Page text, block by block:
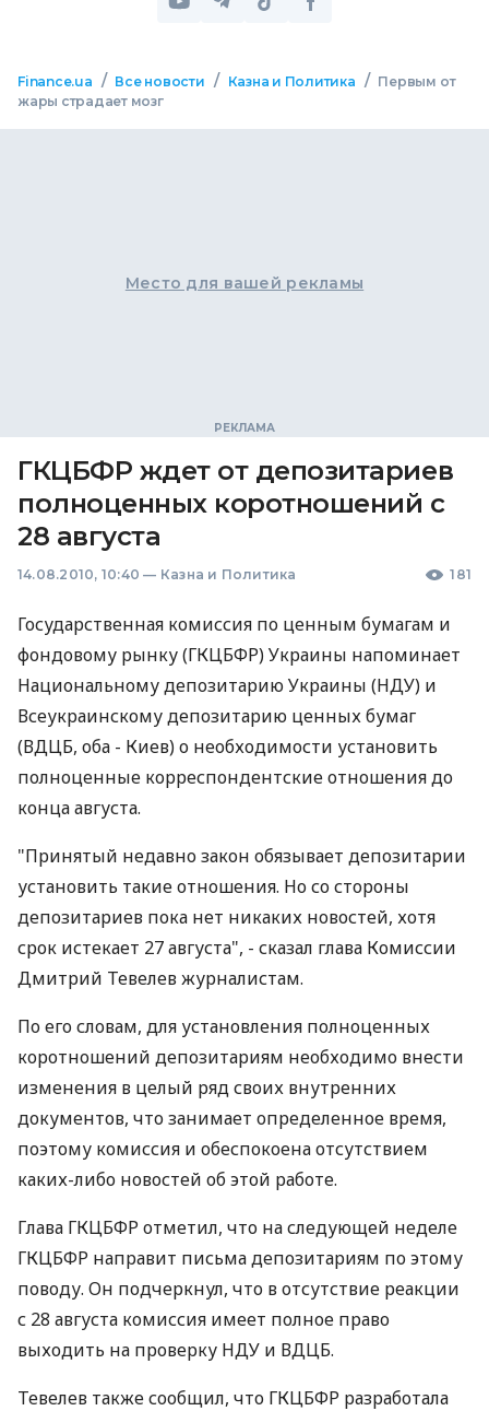
Finance.ua / Все новости / Казна и Политика / Первым от
жары страдает мозг
Место для вашей рекламы
ГКЦБФР ждет от депозитариев
полноценных коротношений с
28 августа
14.08.2010, 10:40 — Казна и Политика 181
Государственная комиссия по ценным бумагам и
фондовому рынку (ГКЦБФР) Украины напоминает
Национальному депозитарию Украины (НДУ) и
Всеукраинскому депозитарию ценных бумаг
(ВДЦБ, оба - Киев) о необходимости установить
полноценные корреспондентские отношения до
конца августа.
"Принятый недавно закон обязывает депозитарии
установить такие отношения. Но со стороны
депозитариев пока нет никаких новостей, хотя
срок истекает 27 августа", - сказал глава Комиссии
Дмитрий Тевелев журналистам.
По его словам, для установления полноценных
коротношений депозитариям необходимо внести
изменения в целый ряд своих внутренних
документов, что занимает определенное время,
поэтому комиссия и обеспокоена отсутствием
каких-либо новостей об этой работе.
Глава ГКЦБФР отметил, что на следующей неделе
ГКЦБФР направит письма депозитариям по этому
поводу. Он подчеркнул, что в отсутствие реакции
с 28 августа комиссия имеет полное право
выходить на проверку НДУ и ВДЦБ.
Тевелев также сообщил, что ГКЦБФР разработала